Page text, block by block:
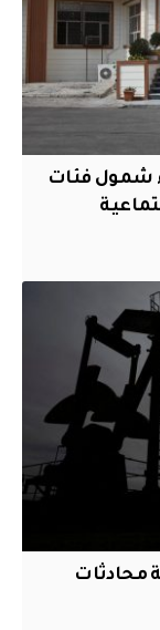
شمول فئات
محادثات